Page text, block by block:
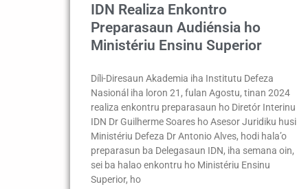
IDN Realiza Enkontro
Preparasaun Audiénsia ho
Ministériu Ensinu Superior
Díli-Diresaun Akademia iha Institutu Defeza
Nasionál iha loron 21, fulan Agostu, tinan 2024
realiza enkontru preparasaun ho Diretór Interinu
IDN Dr Guilherme Soares ho Asesor Juridiku husi
Ministériu Defeza Dr Antonio Alves, hodi hala’o
preparasun ba Delegasaun IDN, iha semana oin,
sei ba halao enkontru ho Ministériu Ensinu
Superior, ho